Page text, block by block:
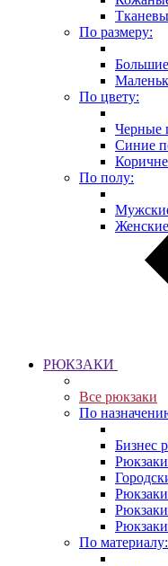
По размеру:
По цвету:
Черные
Синие
По полу:
РЮКЗАКИ
Все рюкзаки
По
Бизнес
По материалу: